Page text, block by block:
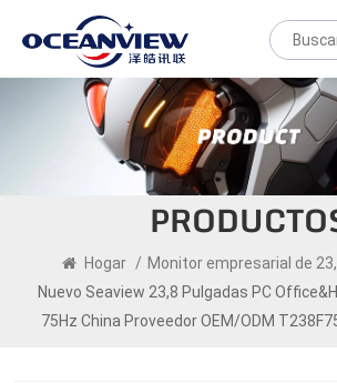
Hogar / Monitor empresarial de
Nuevo Seaview 23,8 Pulgadas PC
75Hz China Proveedor OEM/ODM